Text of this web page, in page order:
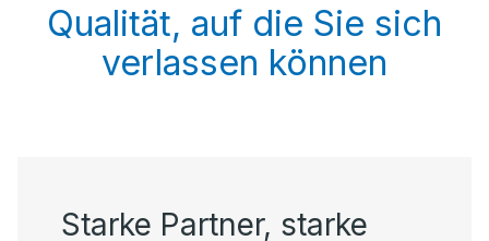
Qualität, auf die Sie sich
verlassen können
Starke Partner, starke